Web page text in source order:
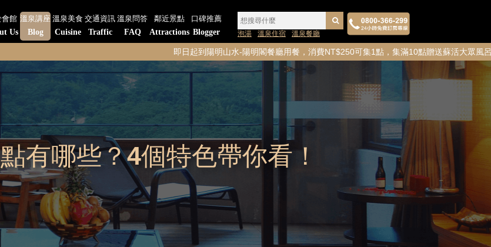
會館
Us
溫泉講座
Blog
溫泉美食
Cuisine
交通資訊
Traffic
溫泉問答
FAQ
鄰近景點
Attractions
口碑推薦
Blogger
泡湯 溫泉住宿 溫泉餐廳
即日起到陽明山水-陽明閣餐廳用餐，消費NT$250可集1點，集滿10點贈送蘇活大眾風呂券1張！
有哪些？4個特色帶你看！